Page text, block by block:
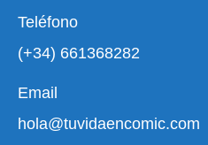
Teléfono
(+34) 661368282
Email
hola@tuvidaencomic.com